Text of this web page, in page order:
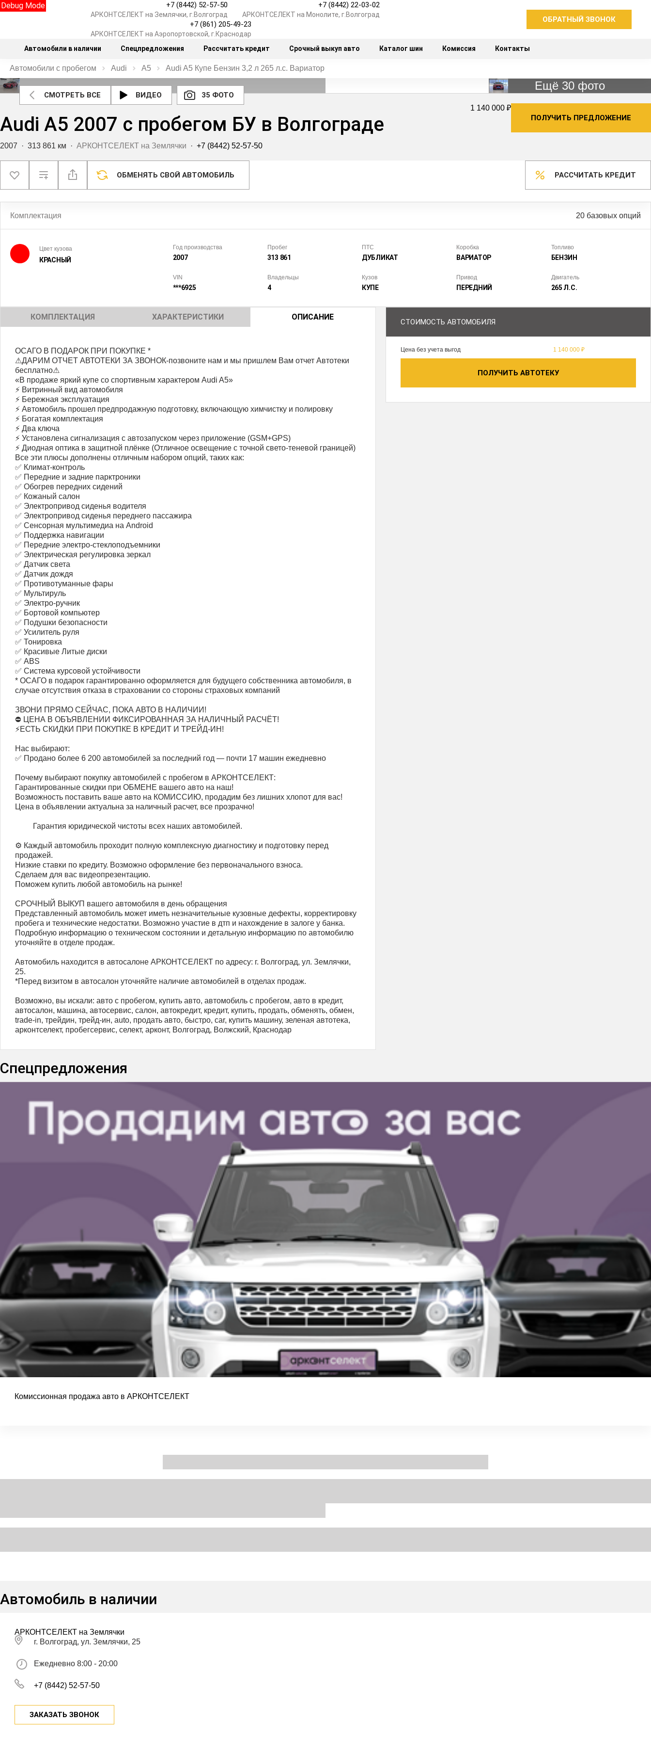
Debug Mode +7 (8442) 52-57-50
АРКОНТСЕЛЕКТ на Землячки, г.Волгоград
+7 (8442) 22-03-02
АРКОНТСЕЛЕКТ на Монолите, г.Волгоград
+7 (861) 205-49-23
АРКОНТСЕЛЕКТ на Аэропортовской, г.Краснодар
ОБРАТНЫЙ ЗВОНОК
Автомобили в наличии Спецпредложения Рассчитать кредит Срочный выкуп авто Каталог шин Комиссия Контакты
Автомобили с пробегом Audi A5 Audi A5 Купе Бензин 3,2 л 265 л.с. Вариатор
СМОТРЕТЬ ВСЕ ВИДЕО 35 ФОТО
Ещё 30 фото
Audi A5 2007 с пробегом БУ в Волгограде
1 140 000 ₽
2007 · 313 861 км · АРКОНТСЕЛЕКТ на Землячки · +7 (8442) 52-57-50
ПОЛУЧИТЬ ПРЕДЛОЖЕНИЕ
ОБМЕНЯТЬ СВОЙ АВТОМОБИЛЬ РАССЧИТАТЬ КРЕДИТ
Комплектация 20 базовых опций
Цвет кузова
КРАСНЫЙ
Год производства
2007
Пробег
313 861
ПТС
ДУБЛИКАТ
Коробка
ВАРИАТОР
Топливо
БЕНЗИН
VIN
***6925
Владельцы
4
Кузов
КУПЕ
Привод
ПЕРЕДНИЙ
Двигатель
265 Л.С.
КОМПЛЕКТАЦИЯ ХАРАКТЕРИСТИКИ ОПИСАНИЕ
ОСАГО В ПОДАРОК ПРИ ПОКУПКЕ *
⚠ДАРИМ ОТЧЕТ АВТОТЕКИ ЗА ЗВОНОК-позвоните нам и мы пришлем Вам отчет Автотеки
бесплатно⚠
«В продаже яркий купе со спортивным характером Audi A5»
⚡ Витринный вид автомобиля
⚡ Бережная эксплуатация
⚡ Автомобиль прошел предпродажную подготовку, включающую химчистку и полировку
⚡ Богатая комплектация
⚡ Два ключа
⚡ Установлена сигнализация с автозапуском через приложение (GSM+GPS)
⚡ Диодная оптика в защитной плёнке (Отличное освещение с точной свето-теневой границей)
Все эти плюсы дополнены отличным набором опций, таких как:
✅ Климат-контроль
✅ Передние и задние парктроники
✅ Обогрев передних сидений
✅ Кожаный салон
✅ Электропривод сиденья водителя
✅ Электропривод сиденья переднего пассажира
✅ Сенсорная мультимедиа на Android
✅ Поддержка навигации
✅ Передние электро-стеклоподъемники
✅ Электрическая регулировка зеркал
✅ Датчик света
✅ Датчик дождя
✅ Противотуманные фары
✅ Мультируль
✅ Электро-ручник
✅ Бортовой компьютер
✅ Подушки безопасности
✅ Усилитель руля
✅ Тонировка
✅ Красивые Литые диски
✅ ABS
✅ Система курсовой устойчивости
* ОСАГО в подарок гарантированно оформляется для будущего собственника автомобиля, в
случае отсутствия отказа в страховании со стороны страховых компаний
ЗВОНИ ПРЯМО СЕЙЧАС, ПОКА АВТО В НАЛИЧИИ!
⛔ ЦЕНА В ОБЪЯВЛЕНИИ ФИКСИРОВАННАЯ ЗА НАЛИЧНЫЙ РАСЧЁТ!
⚡ЕСТЬ СКИДКИ ПРИ ПОКУПКЕ В КРЕДИТ И ТРЕЙД-ИН!
Нас выбирают:
✅ Продано более 6 200 автомобилей за последний год — почти 17 машин ежедневно
Почему выбирают покупку автомобилей с пробегом в АРКОНТСЕЛЕКТ:
Гарантированные скидки при ОБМЕНЕ вашего авто на наш!
Возможность поставить ваше авто на КОМИССИЮ, продадим без лишних хлопот для вас!
Цена в объявлении актуальна за наличный расчет, все прозрачно!
Гарантия юридической чистоты всех наших автомобилей.
⚙️ Каждый автомобиль проходит полную комплексную диагностику и подготовку перед
продажей.
Низкие ставки по кредиту. Возможно оформление без первоначального взноса.
Сделаем для вас видеопрезентацию.
Поможем купить любой автомобиль на рынке!
СРОЧНЫЙ ВЫКУП вашего автомобиля в день обращения
Представленный автомобиль может иметь незначительные кузовные дефекты, корректировку
пробега и технические недостатки. Возможно участие в дтп и нахождение в залоге у банка.
Подробную информацию о техническом состоянии и детальную информацию по автомобилю
уточняйте в отделе продаж.
Автомобиль находится в автосалоне АРКОНТСЕЛЕКТ по адресу: г. Волгоград, ул. Землячки,
25.
*Перед визитом в автосалон уточняйте наличие автомобилей в отделах продаж.
Возможно, вы искали: авто с пробегом, купить авто, автомобиль с пробегом, авто в кредит,
автосалон, машина, автосервис, салон, автокредит, кредит, купить, продать, обменять, обмен,
trаdе-in, трейдин, трейд-ин, аutо, продать авто, быстро, саr, купить машину, зеленая автотека,
арконтселект, пробегсервис, селект, арконт, Волгоград, Волжский, Краснодар
СТОИМОСТЬ АВТОМОБИЛЯ
Цена без учета выгод 1 140 000 ₽
ПОЛУЧИТЬ АВТОТЕКУ
Спецпредложения
Комиссионная продажа авто в АРКОНТСЕЛЕКТ
Автомобиль в наличии
АРКОНТСЕЛЕКТ на Землячки
г. Волгоград, ул. Землячки, 25
Ежедневно 8:00 - 20:00
+7 (8442) 52-57-50
ЗАКАЗАТЬ ЗВОНОК